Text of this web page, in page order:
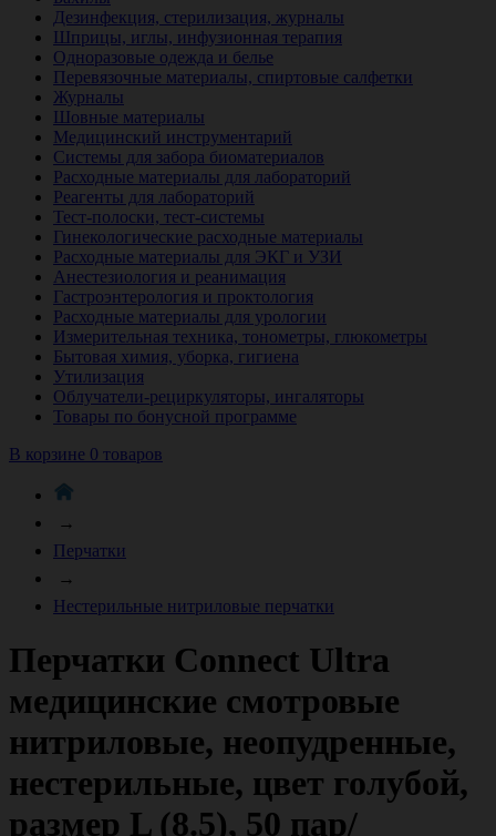
Дезинфекция, стерилизация, журналы
Шприцы, иглы, инфузионная терапия
Одноразовые одежда и белье
Перевязочные материалы, спиртовые салфетки
Журналы
Шовные материалы
Медицинский инструментарий
Системы для забора биоматериалов
Расходные материалы для лабораторий
Реагенты для лабораторий
Тест-полоски, тест-системы
Гинекологические расходные материалы
Расходные материалы для ЭКГ и УЗИ
Анестезиология и реанимация
Гастроэнтерология и проктология
Расходные материалы для урологии
Измерительная техника, тонометры, глюкометры
Бытовая химия, уборка, гигиена
Утилизация
Облучатели-рециркуляторы, ингаляторы
Товары по бонусной программе
В корзине 0 товаров
→
Перчатки
→
Нестерильные нитриловые перчатки
Перчатки Connect Ultra
медицинские смотровые
нитриловые, неопудренные,
нестерильные, цвет голубой,
размер L (8.5), 50 пар/